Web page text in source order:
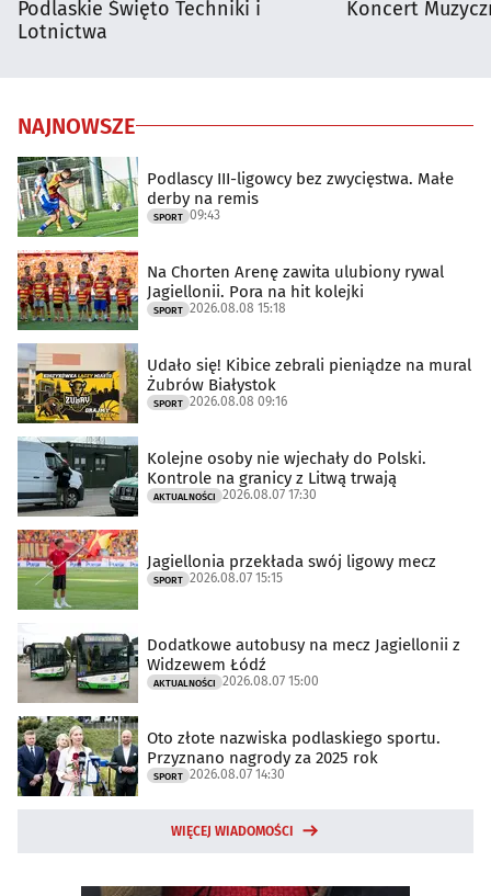
Podlaskie Święto Techniki i
Lotnictwa
Koncert
NAJNOWSZE
Podlascy III-ligowcy bez zwycięstwa. Małe
derby na remis
SPORT 09:43
Na Chorten Arenę zawita ulubiony rywal
Jagiellonii. Pora na hit kolejki
SPORT 2026.08.08 15:18
Udało się! Kibice zebrali pieniądze na mural
Żubrów Białystok
SPORT 2026.08.08 09:16
Kolejne osoby nie wjechały do Polski.
Kontrole na granicy z Litwą trwają
AKTUALNOŚCI 2026.08.07 17:30
Jagiellonia przekłada swój ligowy mecz
SPORT 2026.08.07 15:15
Dodatkowe autobusy na mecz Jagiellonii z
Widzewem Łódź
AKTUALNOŚCI 2026.08.07 15:00
Oto złote nazwiska podlaskiego sportu.
Przyznano nagrody za 2025 rok
SPORT 2026.08.07 14:30
WIĘCEJ WIADOMOŚCI